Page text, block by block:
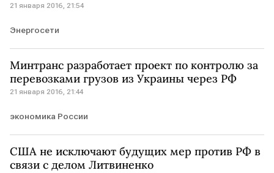
21 января 2016, 21:54
Энергосети
Минтранс разработает проект по контролю за
перевозками грузов из Украины через РФ
21 января 2016, 21:44
экономика России
США не исключают будущих мер против РФ в
связи с делом Литвиненко